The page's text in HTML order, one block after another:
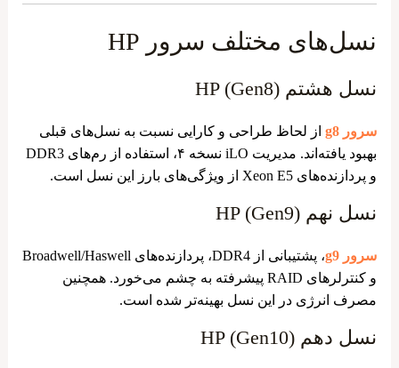
نسل‌های مختلف سرور HP
نسل هشتم HP (Gen8)
سرور g8
از لحاظ طراحی و کارایی نسبت به نسل‌های قبلی
بهبود یافته‌اند. مدیریت iLO نسخه ۴، استفاده از رم‌های DDR3
و پردازنده‌های Xeon E5 از ویژگی‌های بارز این نسل است.
نسل نهم HP (Gen9)
سرور g9
، پشتیبانی از DDR4، پردازنده‌های Broadwell/Haswell
و کنترلرهای RAID پیشرفته به چشم می‌خورد. همچنین
مصرف انرژی در این نسل بهینه‌تر شده است.
نسل دهم HP (Gen10)